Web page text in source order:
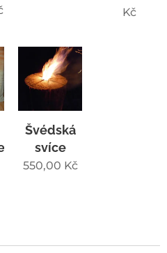
Kč
Švédská
svíce
550,00 Kč